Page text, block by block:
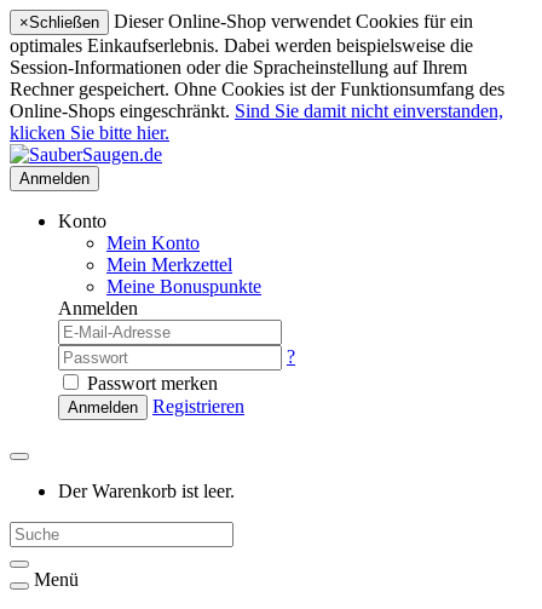
×Schließen
Dieser Online-Shop verwendet Cookies für ein
optimales Einkaufserlebnis. Dabei werden beispielsweise die
Session-Informationen oder die Spracheinstellung auf Ihrem
Rechner gespeichert. Ohne Cookies ist der Funktionsumfang des
Online-Shops eingeschränkt. Sind Sie damit nicht einverstanden,
klicken Sie bitte hier.
Anmelden
Konto
Mein Konto
Mein Merkzettel
Meine Bonuspunkte
Anmelden
?
Passwort merken
Anmelden Registrieren
Der Warenkorb ist leer.
Menü